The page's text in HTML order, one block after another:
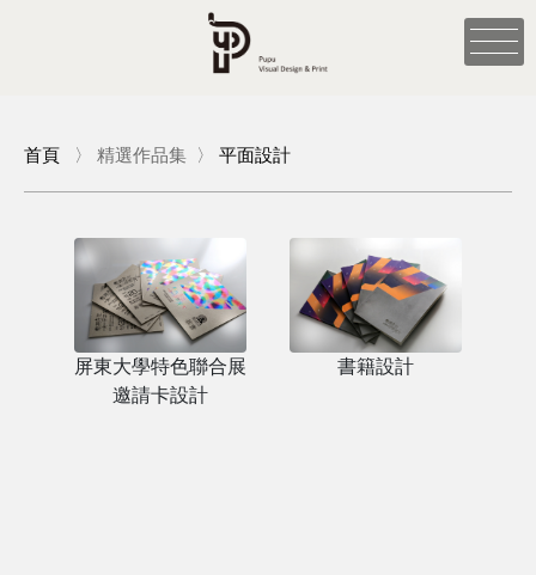
首頁 〉 精選作品集 〉 平面設計
屏東大學特色聯合展
邀請卡設計
書籍設計